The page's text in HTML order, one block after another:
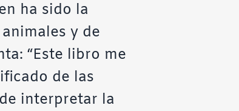
ha sido la
animales y de
“Este libro me
de las
interpretar la